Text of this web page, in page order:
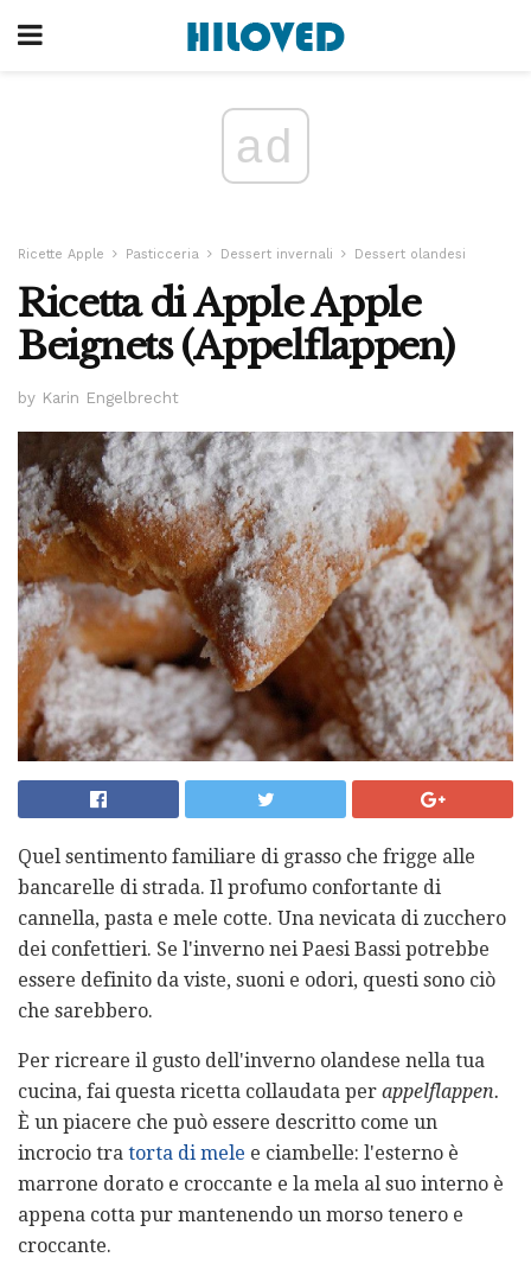
ad
Ricette Apple Pasticceria Dessert invernali Dessert olandesi
Ricetta di Apple Apple
Beignets (Appelflappen)
by Karin Engelbrecht
Quel sentimento familiare di grasso che frigge alle
bancarelle di strada. Il profumo confortante di
cannella, pasta e mele cotte. Una nevicata di zucchero
dei confettieri. Se l'inverno nei Paesi Bassi potrebbe
essere definito da viste, suoni e odori, questi sono ciò
che sarebbero.
Per ricreare il gusto dell'inverno olandese nella tua
cucina, fai questa ricetta collaudata per appelflappen.
È un piacere che può essere descritto come un
incrocio tra torta di mele e ciambelle: l'esterno è
marrone dorato e croccante e la mela al suo interno è
appena cotta pur mantenendo un morso tenero e
croccante.